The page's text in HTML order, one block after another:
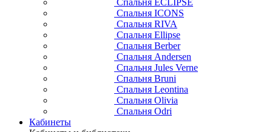
Спальня ICONS
Спальня RIVA
Спальня Ellipse
Спальня Berber
Спальня Andersen
Спальня Jules Verne
Спальня Bruni
Спальня Leontina
Спальня Olivia
Спальня Odri
Кабинеты